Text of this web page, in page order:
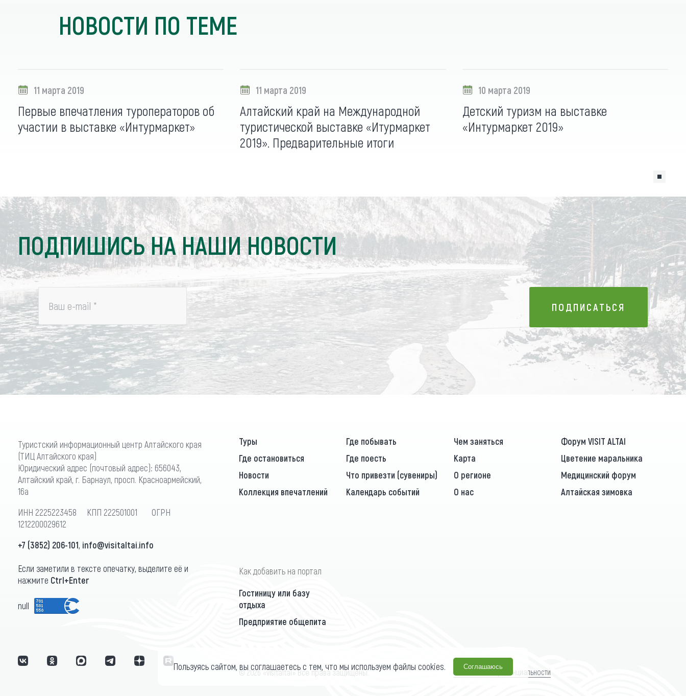
НОВОСТИ ПО ТЕМЕ
11 марта 2019
Первые впечатления туроператоров об
участии в выставке «Интурмаркет»
11 марта 2019
Алтайский край на Международной
туристической выставке «Итурмаркет
2019». Предварительные итоги
10 марта 2019
Детский туризм на выставке
«Интурмаркет 2019»
ПОДПИШИСЬ НА НАШИ НОВОСТИ
Ваш e-mail * ПОДПИСАТЬСЯ
ПОДПИСАТЬСЯ
Туристский информационный центр Алтайского края
(ТИЦ Алтайского края)
Юридический адрес (почтовый адрес): 656043,
Алтайский край, г. Барнаул, просп. Красноармейский,
16а
ИНН 2225223458 КПП 222501001 ОГРН
1212200029612
+7 (3852) 206-101, info@visitaltai.info
Если заметили в тексте опечатку, выделите её и
нажмите Ctrl+Enter
null
Туры Где побывать Чем заняться
Форум VISIT ALTAI
Где остановиться
Где поесть Карта
Цветение маральника
Новости
Что привезти (сувениры) О регионе
Медицинский форум
Коллекция впечатлений
Календарь событий О нас Алтайская зимовка
Как добавить на портал
Гостиницу или базу
отдыха
Предприятие общепита
© 2026 «visitaltai» Все права защищены. Политика конфиденциальности
Пользуясь сайтом, вы соглашаетесь с тем, что мы используем файлы cookies. Соглашаюсь